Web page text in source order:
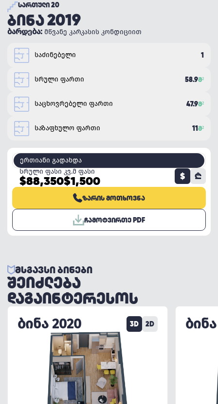
ᲡᲐᲠᲗᲣᲚᲘ 20
ᲑᲘᲜᲐ 2019
ბარდება: მწვანე კარკასის კონდიციით
საძინებელი 1
სრული ფართი 58.9Მ²
საცხოვრებელი ფართი 47.9Მ²
საზაფხულო ფართი 11Მ²
ერთიანი გადახდა
სრული ფასი
$88,350
კვ.მ ფასი
$1,500 $ ₾
ᲖᲐᲠᲘᲡ ᲛᲝᲗᲮᲝᲕᲜᲐ
ᲩᲐᲛᲝᲢᲕᲘᲠᲗᲔ PDF
ᲛᲡᲒᲐᲕᲡᲘ ᲑᲘᲜᲔᲑᲘ
ᲨᲔᲘᲫᲚᲔᲑᲐ
ᲓᲐᲒᲐᲘᲜᲢᲔᲠᲔᲡᲝᲡ
ᲑᲘᲜᲐ 2020 3D 2D